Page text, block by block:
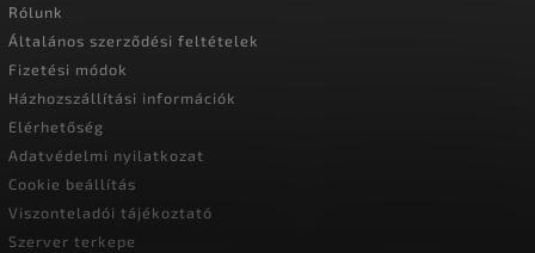
Rólunk
Általános szerződési feltételek
Fizetési módok
Házhozszállítási információk
Elérhetőség
Adatvédelmi nyilatkozat
Cookie beállítás
Viszonteladói tájékoztató
Szerver terkepe